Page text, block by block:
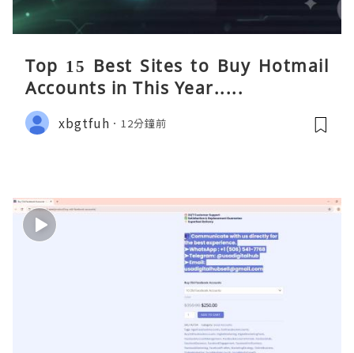
Top 15 Best Sites to Buy Hotmail
Accounts in This Year.....
xbgtfuh 12分鐘前